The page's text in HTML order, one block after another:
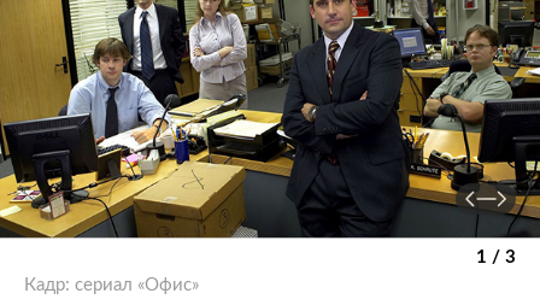
1 / 3
Кадр: сериал «Офис»